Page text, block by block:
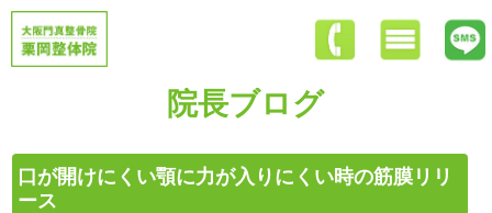
院長ブログ
口が開けにくい顎に力が入りにくい時の筋膜リリ
ース